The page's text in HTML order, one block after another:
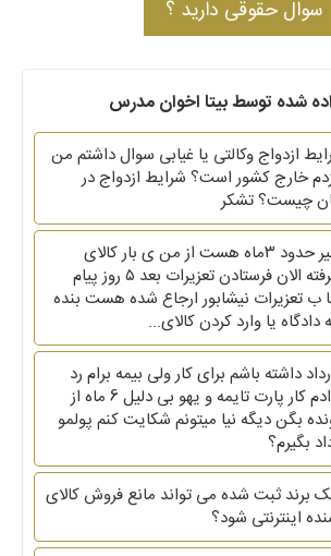
سوال حقوقی دارید ؟
شده توسط بیتا اخوان مدرس
ازدواج وکالتی یا غیابی سوال داشتم من
خارج کشور است؟ شرایط ازدواج در
چیست؟ تشکر
سلام وقتتون بخیر حدود ۳ماه هست از من ی بار کالای
قاچاق نیشابور گرفته الان فرستادن تعزیرات بعد ۵ روز پیام
ب تعزیرات نیشابور ارجاع شده هست بنده
دادگاه یا وارد کردن کالای...
داشته باشم برای کار ولی بیمه برام رد
نکنن چون قراردادم کار پارت تایمه و یهو بی دلیل 6 ماه از
بگن دیگه نیا میتونم شکایت کنم پولمو
بگیرم؟
برند ثبت شده می تواند مانع فروش کالای
اینترنتی شود؟